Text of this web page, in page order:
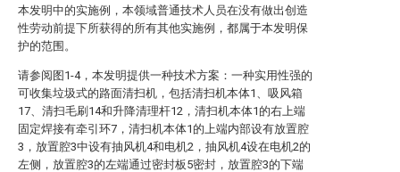
本发明中的实施例，本领域普通技术人员在没有做出创造
性劳动前提下所获得的所有其他实施例，都属于本发明保
护的范围。
请参阅图1-4，本发明提供一种技术方案：一种实用性强的
可收集垃圾式的路面清扫机，包括清扫机本体1、吸风箱
17、清扫毛刷14和升降清理杆12，清扫机本体1的右上端
固定焊接有牵引环7，清扫机本体1的上端内部设有放置腔
3，放置腔3中设有抽风机4和电机2，抽风机4设在电机2的
左侧，放置腔3的左端通过密封板5密封，放置腔3的下端